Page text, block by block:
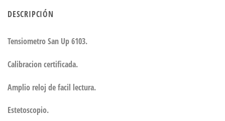
DESCRIPCIÓN
Tensiometro San Up 6103.
Calibracion certificada.
Amplio reloj de facil lectura.
Estetoscopio.